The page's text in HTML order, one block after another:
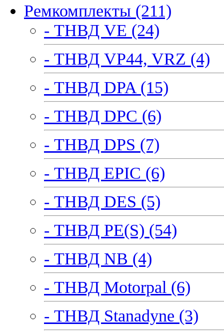
Ремкомплекты (211)
- ТНВД VE (24)
- ТНВД VP44, VRZ (4)
- ТНВД DPA (15)
- ТНВД DPC (6)
- ТНВД DPS (7)
- ТНВД EPIC (6)
- ТНВД DES (5)
- ТНВД PE(S) (54)
- ТНВД NB (4)
- ТНВД Motorpal (6)
- ТНВД Stanadyne (3)